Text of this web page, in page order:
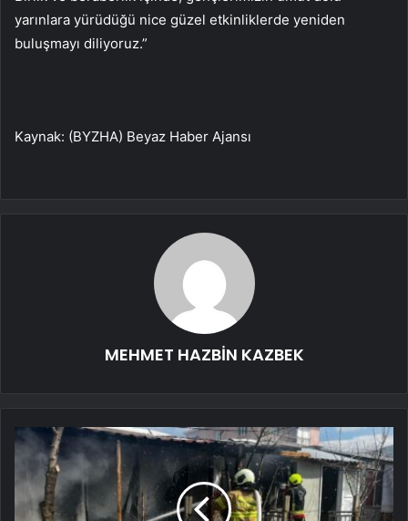
yarınlara yürüdüğü nice güzel etkinliklerde yeniden
buluşmayı diliyoruz.”
Kaynak: (BYZHA) Beyaz Haber Ajansı
MEHMET HAZBİN KAZBEK